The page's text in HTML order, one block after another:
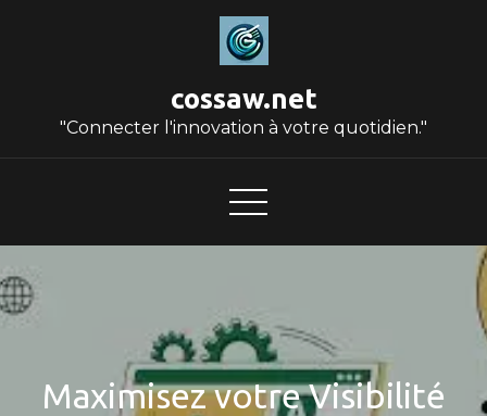
cossaw.net
"Connecter l'innovation à votre quotidien."
Maximisez votre Visibilité